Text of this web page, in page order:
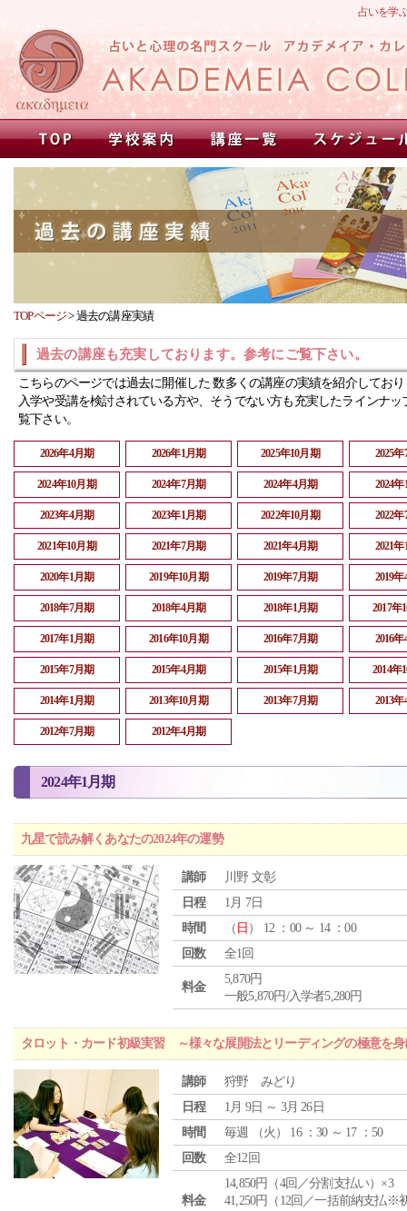
占いを学
TOPページ>過去の講座実績
過去の講座も充実しております。参考にご覧下さい。
こちらのページでは過去に開催した 数多くの講座の実績を紹介してお
入学や受講を検討されている方や、そうでない方も充実したラインナッ
覧下さい。
2026年4月期 2026年1月期 2025年10月期 2025
2024年10月期 2024年7月期 2024年4月期 2024
2023年4月期 2023年1月期 2022年10月期 2022
2021年10月期 2021年7月期 2021年4月期 2021
2020年1月期 2019年10月期 2019年7月期 2019
2018年7月期 2018年4月期 2018年1月期 2017年
2017年1月期 2016年10月期 2016年7月期 2016
2015年7月期 2015年4月期 2015年1月期 2014年
2014年1月期 2013年10月期 2013年7月期 2013
2012年7月期 2012年4月期
2024年1月期
九星で読み解くあなたの2024年の運勢
講師
川野 文彰
日程
1月 7日
時間
（ 日 ） 12 ：00 ～ 14 ：00
回数
全1回
料金
5,870円
一般5,870円/入学者5,280円
タロット・カード初級実習 ～様々な展開法とリーディングの極意を身
講師
狩野 みどり
日程
1月 9日 ～ 3月 26日
時間
毎週 （火 ） 16 ：30 ～ 17 ：50
回数
全12回
料金
14,850円（4回／分割支払い）×3
41,250円（12回／一括前納支払※